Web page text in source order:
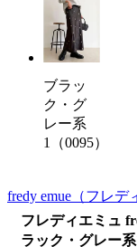
ブラッ
ク・グ
レー系
1（0095）
fredy emue （フレデ
フレディエミュ
ラック・グレー系